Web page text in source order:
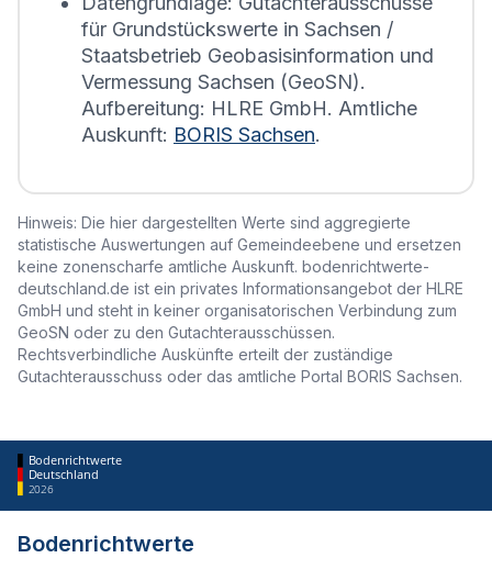
für Grundstückswerte in Sachsen /
Staatsbetrieb Geobasisinformation und
Vermessung Sachsen (GeoSN).
Aufbereitung: HLRE GmbH. Amtliche
Auskunft: BORIS Sachsen.
Hinweis: Die hier dargestellten Werte sind aggregierte
statistische Auswertungen auf Gemeindeebene und ersetzen
keine zonenscharfe amtliche Auskunft. bodenrichtwerte-
deutschland.de ist ein privates Informationsangebot der HLRE
GmbH und steht in keiner organisatorischen Verbindung zum
GeoSN oder zu den Gutachterausschüssen.
Rechtsverbindliche Auskünfte erteilt der zuständige
Gutachterausschuss oder das amtliche Portal BORIS Sachsen.
Bodenrichtwerte
Deutschland
2026
Bodenrichtwerte